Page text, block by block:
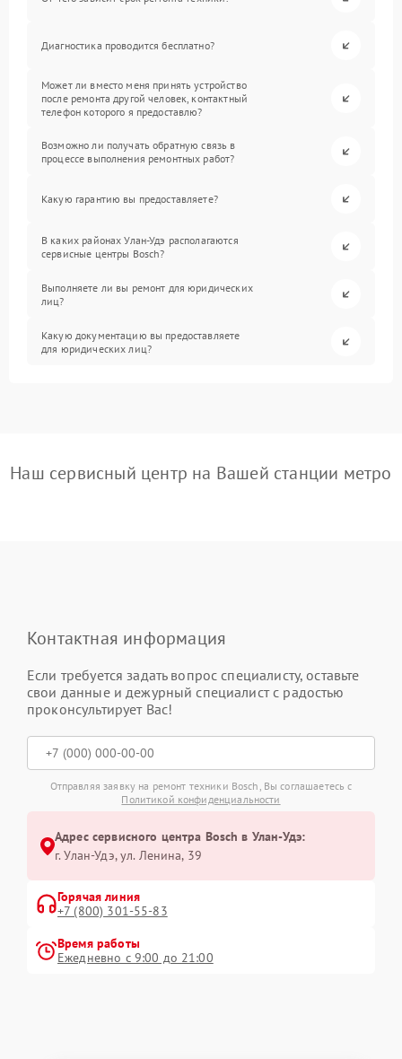
Диагностика проводится бесплатно?
Может ли вместо меня принять устройство
после ремонта другой человек, контактный
телефон которого я предоставлю?
Возможно ли получать обратную связь в
процессе выполнения ремонтных работ?
Какую гарантию вы предоставляете?
В каких районах Улан-Удэ располагаются
сервисные центры Bosch?
Выполняете ли вы ремонт для юридических
лиц?
Какую документацию вы предоставляете
для юридических лиц?
Наш сервисный центр на Вашей станции метро
Контактная информация
Если требуется задать вопрос специалисту, оставьте
свои данные и дежурный специалист с радостью
проконсультирует Вас!
Отправляя заявку на ремонт техники Bosch, Вы соглашаетесь с
Политикой конфиденциальности
Адрес сервисного центра Bosch в Улан-Удэ:
г. Улан-Удэ, ул. Ленина, 39
Горячая линия
+7 (800) 301-55-83
Время работы
Ежедневно с 9:00 до 21:00